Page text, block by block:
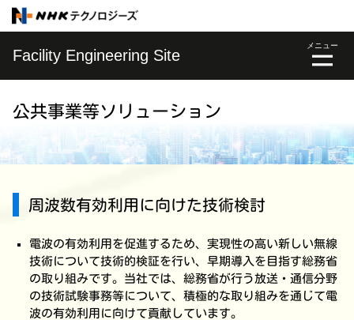
Facility Engineering Site
メニュー
公共事業等ソリューション
周波数有効利用に向けた技術検討
電波の有効利用を促進するため、実現性の高い新しい無線
技術について技術的検証を行い、早期導入を目指す総務省
の取り組みです。当社では、総務省が行う放送・通信分野
の技術試験事務等について、積極的な取り組みを通じて電
波の有効利用に向けて貢献しています。